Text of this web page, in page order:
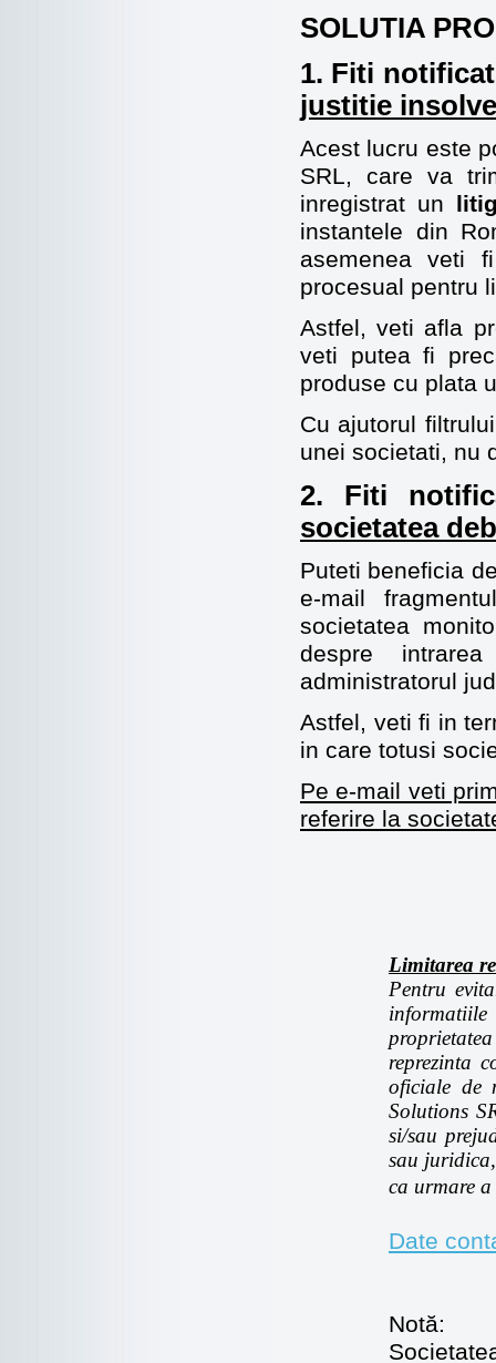
SOLUTIA
1. Fiti
justitie
Acest lucru este
SRL, care va
inregistrat un
instantele din
asemenea veti
procesual pentru
Astfel, veti afla
veti putea fi
produse cu plata
Cu ajutorul
unei societati, nu
2. Fiti
societatea
Puteti beneficia
e-mail
societatea
despre
administratorul
Astfel, veti fi in
in care totusi
Pe e-mail veti
referire la
Limitarea
Pentru
reprezinta
oficiale de
Solutions
si/sau
sau
ca urmare
Date
Notă: